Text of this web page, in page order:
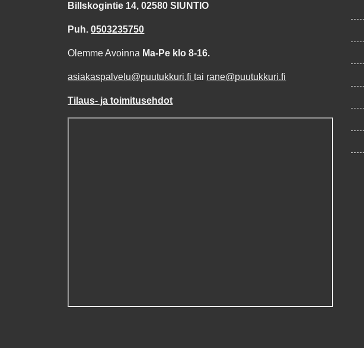
Billskogintie 14, 02580 SIUNTIO
Puh.0503235750
Olemme Avoinna Ma-Pe klo 8-16.
asiakaspalvelu@puutukkuri.fitai rane@puutukkuri.fi
Tilaus- ja toimitusehdot